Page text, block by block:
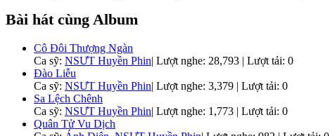
Bài hát cùng Album
Cô Đôi Thượng Ngàn
Ca sỹ: NSƯT Huyền Phin| Lượt nghe: 28,793 | Lượt tải: 0
Đào Liễu
Ca sỹ: NSƯT Huyền Phin| Lượt nghe: 3,379 | Lượt tải: 0
Sa Lệch Chênh
Ca sỹ: NSƯT Huyền Phin| Lượt nghe: 1,773 | Lượt tải: 0
Quân Tử Vu Dịch